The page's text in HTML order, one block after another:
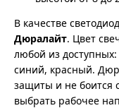
В качестве
Дюралайт. Цвет
любой из
синий, красный.
защиты и не боится
выбрать рабочее